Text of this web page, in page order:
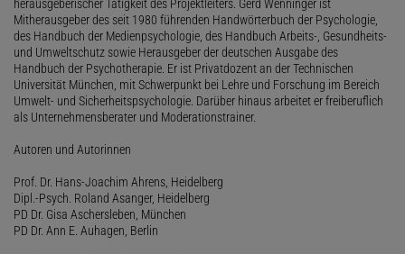
herausgeberischer Tätigkeit des Projektleiters. Gerd Wenninger ist
Mitherausgeber des seit 1980 führenden Handwörterbuch der Psychologie,
des Handbuch der Medienpsychologie, des Handbuch Arbeits-, Gesundheits-
und Umweltschutz sowie Herausgeber der deutschen Ausgabe des
Handbuch der Psychotherapie. Er ist Privatdozent an der Technischen
Universität München, mit Schwerpunkt bei Lehre und Forschung im Bereich
Umwelt- und Sicherheitspsychologie. Darüber hinaus arbeitet er freiberuflich
als Unternehmensberater und Moderationstrainer.
Autoren und Autorinnen
Prof. Dr. Hans-Joachim Ahrens, Heidelberg
Dipl.-Psych. Roland Asanger, Heidelberg
PD Dr. Gisa Aschersleben, München
PD Dr. Ann E. Auhagen, Berlin